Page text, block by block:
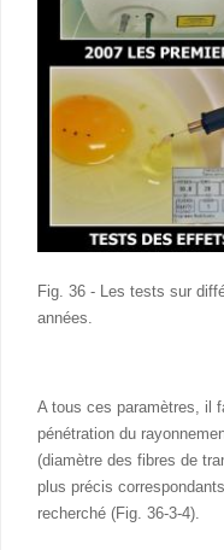
Fig. 36 - Les tests sur
années.
A tous ces paramètres, il
pénétration du
(diamètre des fibres de
plus précis
recherché (Fig. 36-3-4).